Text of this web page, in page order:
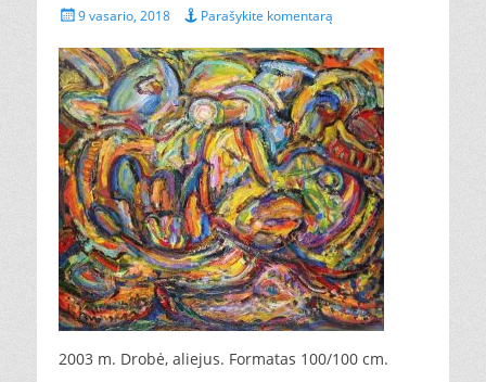
Paskelbta
9 vasario, 2018 Parašykite komentarą
2003 m. Drobė, aliejus. Formatas 100/100 cm.